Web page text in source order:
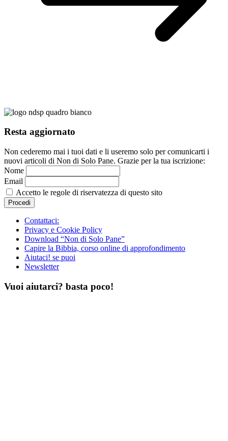
Resta aggiornato
Non cederemo mai i tuoi dati e li useremo solo per comunicarti i
nuovi articoli di Non di Solo Pane. Grazie per la tua iscrizione:
Nome
Email
Accetto le regole di riservatezza di questo sito
Contattaci:
Privacy e Cookie Policy
Download “Non di Solo Pane”
Capire la Bibbia, corso online di approfondimento
Aiutaci! se puoi
Newsletter
Vuoi aiutarci? basta poco!